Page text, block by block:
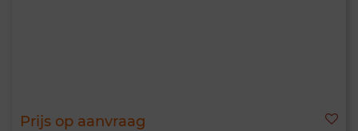
Prijs op aanvraag